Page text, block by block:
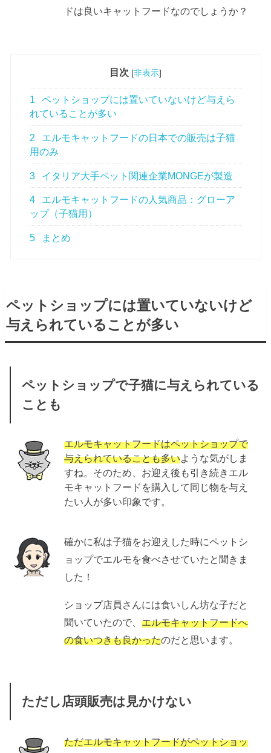
ドは良いキャットフードなのでしょうか？
目次 [非表示]
1
ペットショップには置いていないけど与えら
れていることが多い
2
エルモキャットフードの日本での販売は子猫
用のみ
3 イタリア大手ペット関連企業MONGEが製造
4
エルモキャットフードの人気商品：グローア
ップ（子猫用）
5 まとめ
ペットショップには置いていないけど
与えられていることが多い
ペットショップで子猫に与えられている
ことも
エルモキャットフードはペットショップで
与えられていることも多いような気がしま
すね。そのため、お迎え後も引き続きエル
モキャットフードを購入して同じ物を与え
たい人が多い印象です。
確かに私は子猫をお迎えした時にペットシ
ョップでエルモを食べさせていたと聞きま
した！
ショップ店員さんには食いしん坊な子だと
聞いていたので、エルモキャットフードへ
の食いつきも良かったのだと思います。
ただし店頭販売は見かけない
ただエルモキャットフードがペットショッ